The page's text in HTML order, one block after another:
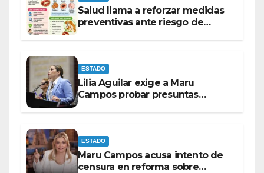
Salud llama a reforzar medidas
preventivas ante riesgo de
ESTADO
Lilia Aguilar exige a Maru
Campos probar presuntas
ESTADO
Maru Campos acusa intento de
censura en reforma sobre